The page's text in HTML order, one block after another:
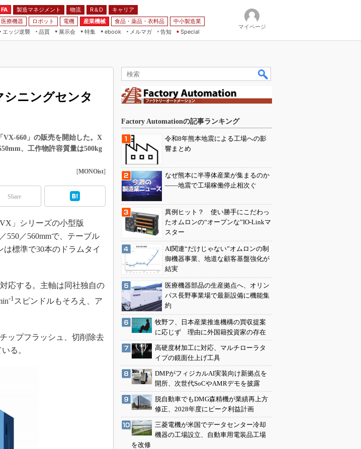
FA 製造マネジメント 物流 R＆D
キャリア
医療機器 ロボット 電機 産業機械 食品・薬品・衣料品
中小製造業
エッジ逆襲 品質
展示会
ルド
ト展
特集
クルマ
ドサービス
画像技術
モデリング
ンタ
ツインとCAE
ション
ビッグデータ
ジメント
ュリティ
ナへの対応
ebook
メルマガ
告知 Special
マイページ
シニングセンタ
660」の販売を開始した。X
、工作物許容質量は500kg
[MONOist]
Share
」シリーズの小型版
550／560mmで、テーブル
は標準で30本のドラムタイ
応する。主軸は同社独自の
-1 スピンドルもそろえ、ア
ップフラッシュ、切削除去
る。
Factory Automationの記事ランキング
令和8年熊本地震による工場への影
響まとめ
なぜ熊本に半導体産業が集まるのか
――地震で工場稼働停止相次ぐ
異例ヒット？ 使い勝手にこだわっ
たオムロンの“オープンな”IO-Linkマ
スター
AI関連“だけじゃない”オムロンの制
御機器事業、地道な顧客基盤強化が
結実
医療機器部品の生産拠点へ、オリン
パス長野事業場で最新設備に機能集
約
牧野フ、日本産業推進機構の買収提案
に応じず 理由に外国籍投資家の存在
高硬度材加工に対応、マルチローラタ
イプの鏡面仕上げ工具
DMPがフィジカルAI実装向け新拠点を
開所、次世代SoCやAMRデモを披露
脱自動車でもDMG森精機が業績再上方
修正、2028年度にピーク利益計画
三菱電機が米国でデータセンター冷却
機器の工場設立、自動車用電装品工場
を改修